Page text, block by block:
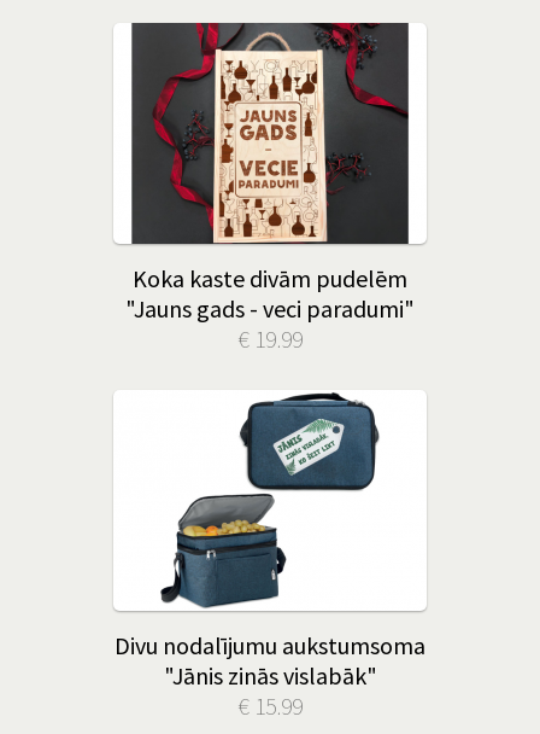
Koka kaste divām pudelēm
"Jauns gads - veci paradumi"
€ 19.99
Divu nodalījumu aukstumsoma
"Jānis zinās vislabāk"
€ 15.99